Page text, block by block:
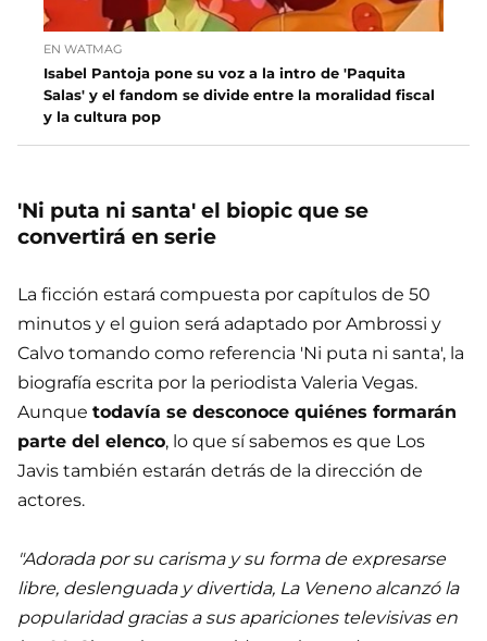
EN WATMAG
Isabel Pantoja pone su voz a la intro de 'Paquita
Salas' y el fandom se divide entre la moralidad fiscal
y la cultura pop
'Ni puta ni santa' el biopic que se
convertirá en serie
La ficción estará compuesta por capítulos de 50
minutos y el guion será adaptado por Ambrossi y
Calvo tomando como referencia 'Ni puta ni santa', la
biografía escrita por la periodista Valeria Vegas.
Aunque todavía se desconoce quiénes formarán
parte del elenco, lo que sí sabemos es que Los
Javis también estarán detrás de la dirección de
actores.
"Adorada por su carisma y su forma de expresarse
libre, deslenguada y divertida, La Veneno alcanzó la
popularidad gracias a sus apariciones televisivas en